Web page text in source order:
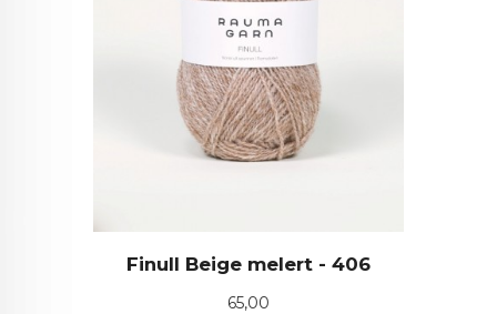
Finull Beige melert - 406
Pris
65,00